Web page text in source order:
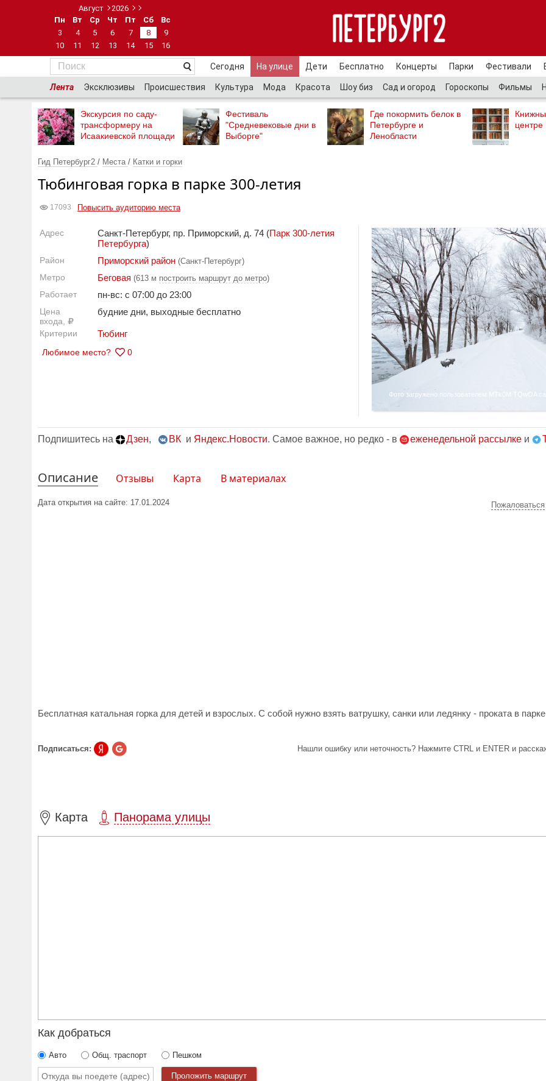
Август
2026
Пн
Вт Ср Чт Пт Сб
Вс
3
4 5 6 7 8
9
10
11 12 13 14 15 16
Сегодня На улице Дети Бесплатно Концерты Парки Фестивали
Лента Эксклюзивы Происшествия Культура Мода Красота Шоу биз Сад и огород Гороскопы Фильмы
Экскурсия по саду-
трансформеру на
Исаакиевской площади
Фестиваль
"Средневековые дни в
Выборге"
Где покормить белок в
Петербурге и
Ленобласти
центре
Гид Петербург2 / Места / Катки и горки
Тюбинговая горка в парке 300-летия
17093 Повысить аудиторию места
Адрес Санкт-Петербург, пр. Приморский, д. 74 (Парк 300-летия
Петербурга)
Район Приморский район (Санкт-Петербург)
Метро Беговая (613 м построить маршрут до метро)
Работает пн-вс: с 07:00 до 23:00
Цена
входа,
будние дни, выходные бесплатно
Критерии Тюбинг
Любимое место? 0
Фото загружено пользователем MTk0M TQwOA
Подпишитесь на Дзен, ВК и Яндекс.Новости. Самое важное, но редко - в еженедельной рассылке и
Описание Отзывы Карта В материалах
Дата открытия на сайте: 17.01.2024 Пожаловаться
Бесплатная катальная горка для детей и взрослых. С собой нужно взять ватрушку, санки или ледянку - проката в парке
Подписаться: Нашли ошибку или неточность? Нажмите CTRL и ENTER и
Карта Панорама улицы
Как добраться
Авто Общ. траспорт Пешком
Проложить маршрут